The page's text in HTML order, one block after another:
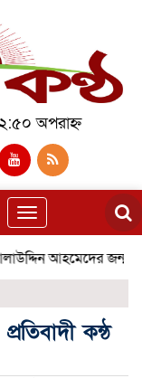
অপরাহ্ন
Toggle
navigation
আহমেদের জন্মদিনে
কন্ঠ